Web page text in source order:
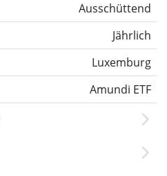
Ausschüttend
Jährlich
Luxemburg
Amundi ETF